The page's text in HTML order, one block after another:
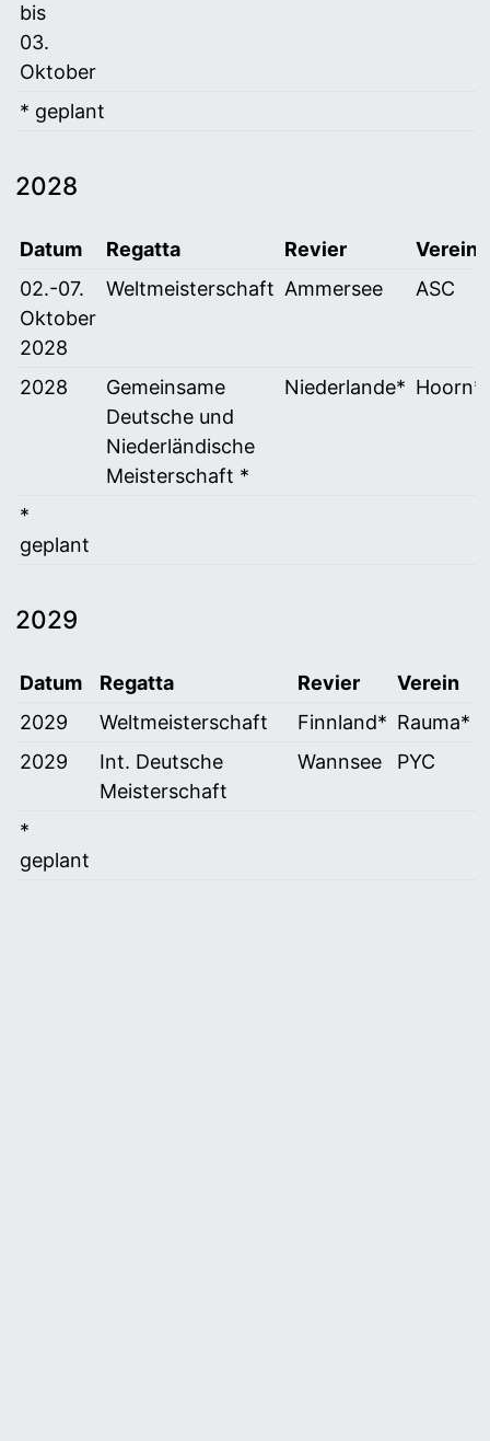
bis
03.
Oktober
* geplant
2028
Vorschau auf internationale Regatten 2028
Datum Regatta Revier
Verein
02.-07.
Oktober
2028
Weltmeisterschaft Ammersee ASC
2028
Gemeinsame
Deutsche und
Niederländische
Meisterschaft *
Niederlande* Hoorn*
*
geplant
2029
Vorschau auf internationale Regatten 2029
Datum Regatta Revier
Verein
2029
Weltmeisterschaft Finnland* Rauma*
2029
Int. Deutsche
Meisterschaft
Wannsee PYC
*
geplant